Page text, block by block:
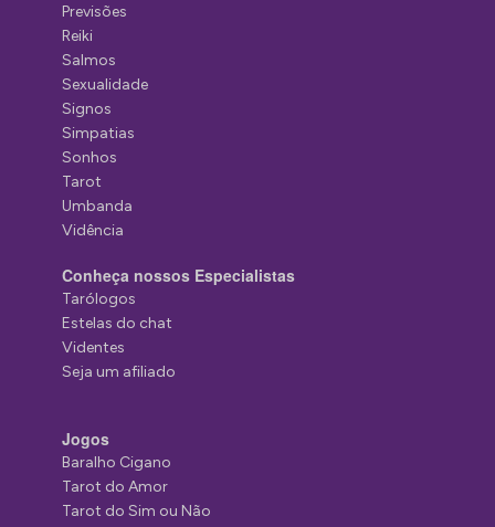
Previsões
Reiki
Salmos
Sexualidade
Signos
Simpatias
Sonhos
Tarot
Umbanda
Vidência
Conheça nossos Especialistas
Tarólogos
Estelas do chat
Videntes
Seja um afiliado
Jogos
Baralho Cigano
Tarot do Amor
Tarot do Sim ou Não